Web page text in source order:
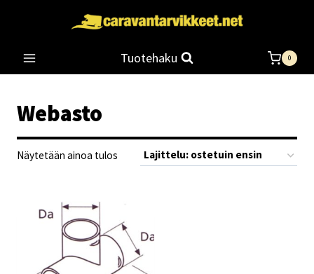
Tuotehaku 0
Webasto
Näytetään ainoa tulos